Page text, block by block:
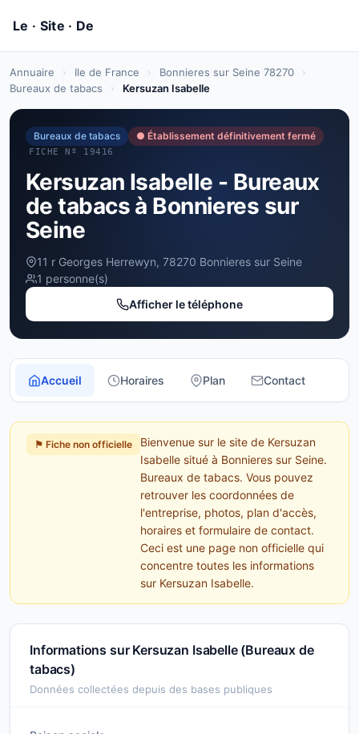
Annuaire › Ile de France › Bonnieres sur Seine 78270
›
Bureaux de tabacs
› Kersuzan Isabelle
Bureaux de tabacs ● Établissement définitivement fermé
FICHE Nº 19416
Kersuzan Isabelle - Bureaux
de tabacs à Bonnieres sur
Seine
11 r Georges Herrewyn, 78270 Bonnieres sur Seine
1 personne(s)
Afficher le téléphone
Accueil Horaires Plan Contact
⚑ Fiche non officielle
Bienvenue sur le site de Kersuzan
Isabelle situé à Bonnieres sur Seine.
Bureaux de tabacs. Vous pouvez
retrouver les coordonnées de
l'entreprise, photos, plan d'accès,
horaires et formulaire de contact.
Ceci est une page non officielle qui
concentre toutes les informations
sur Kersuzan Isabelle.
Informations sur Kersuzan Isabelle (Bureaux de
tabacs)
Données collectées depuis des bases publiques